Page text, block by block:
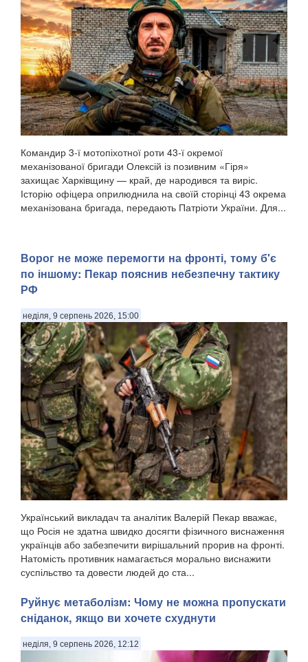
Командир 3-ї мотопіхотної роти 43-ї окремої
механізованої бригади Олексій із позивним «Гіря»
захищає Харківщину — край, де народився та виріс.
Історію офіцера оприлюднила на своїй сторінці 43 окрема
механізована бригада, передають Патріоти України. Для...
Ворог не може перемогти на фронті, тому б'є
по іншому: Пекар пояснив небезпечну тактику
РФ
неділя, 9 серпень 2026, 15:00
Український викладач та аналітик Валерій Пекар вважає,
що Росія не здатна швидко досягти фізичного виснаження
українців або забезпечити вирішальний прорив на фронті.
Натомість противник намагається морально виснажити
суспільство та довести людей до ста...
Руйнує метаболізм: Чому не можна пропускати
сніданок, якщо ви хочете схуднути
неділя, 9 серпень 2026, 12:12